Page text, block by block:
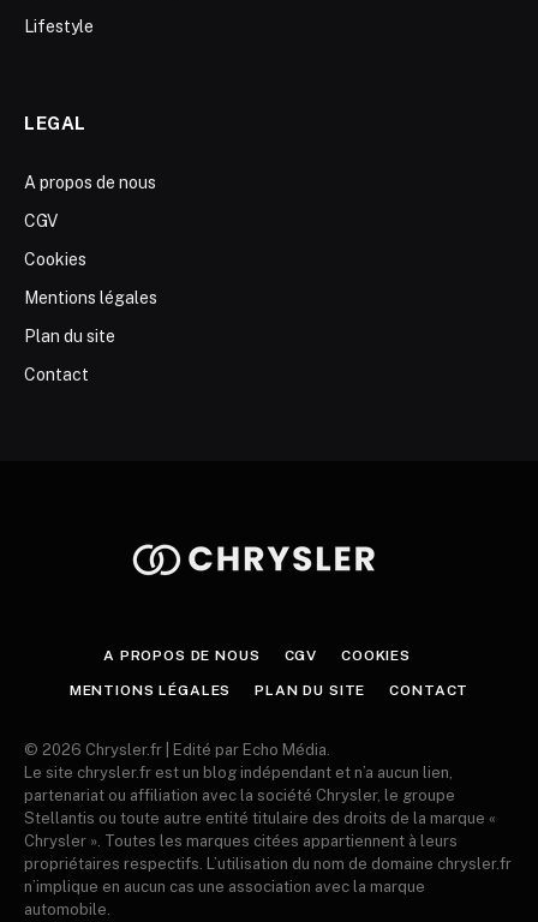
Lifestyle
LEGAL
A propos de nous
CGV
Cookies
Mentions légales
Plan du site
Contact
A PROPOS DE NOUS CGV COOKIES
MENTIONS LÉGALES PLAN DU SITE CONTACT
© 2026 Chrysler.fr | Edité par Echo Média.
Le site chrysler.fr est un blog indépendant et n’a aucun lien,
partenariat ou affiliation avec la société Chrysler, le groupe
Stellantis ou toute autre entité titulaire des droits de la marque «
Chrysler ». Toutes les marques citées appartiennent à leurs
propriétaires respectifs. L’utilisation du nom de domaine chrysler.fr
n’implique en aucun cas une association avec la marque
automobile.